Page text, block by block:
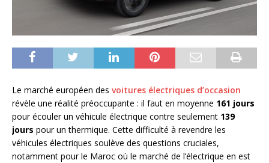
Le marché européen des voitures électriques d’occasion
révèle une réalité préoccupante : il faut en moyenne 161 jours
pour écouler un véhicule électrique contre seulement 139
jours pour un thermique. Cette difficulté à revendre les
véhicules électriques soulève des questions cruciales,
notamment pour le Maroc où le marché de l’électrique en est